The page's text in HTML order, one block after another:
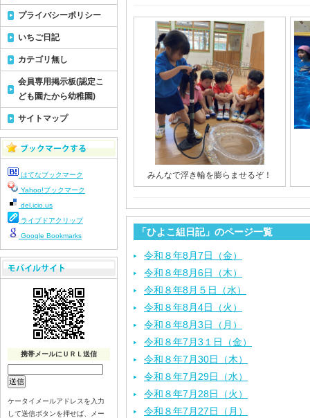
みんなで浮き輪を膨らませるぞ！
「ひよこ組日記」のページ一覧
令和８年8月7日（金）
令和８年8月6日（木）
令和８年8月５日（水）
令和８年8月4日（火）
令和８年8月3日（月）
令和８年7月3１日（金）
令和８年7月30日（木）
令和８年7月29日（水）
令和８年7月28日（火）
令和８年7月27日（月）
プライバシーポリシー
いちご日記
カテゴリ無し
会員専用掲示板(認定こ
ども園たから幼稚園)
サイトマップ
はてなブックマーク
Yahoo!ブックマーク
del.icio.us
ライブドアクリップ
Google Bookmarks
携帯メールにＵＲＬ送信
ケータイメールアドレスを入力
して送信ボタンを押せば、メー